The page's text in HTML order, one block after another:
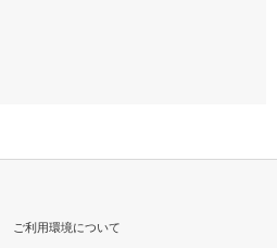
ご利用環境について